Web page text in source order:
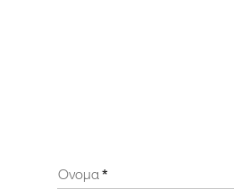
Ονομα